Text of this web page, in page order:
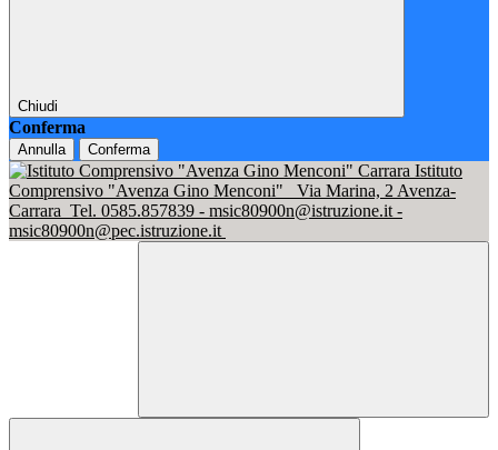
Chiudi
Conferma
Annulla Conferma
Istituto
Comprensivo "Avenza Gino Menconi"
Via Marina, 2 Avenza-
Carrara Tel. 0585.857839 - msic80900n@istruzione.it -
msic80900n@pec.istruzione.it